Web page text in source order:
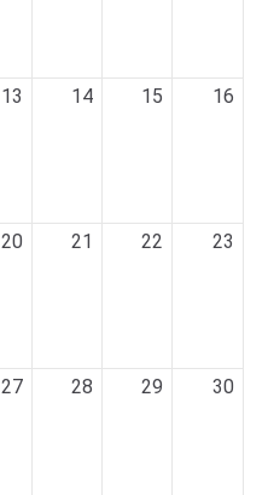
13 14 15 16
20 21 22 23
27 28 29 30